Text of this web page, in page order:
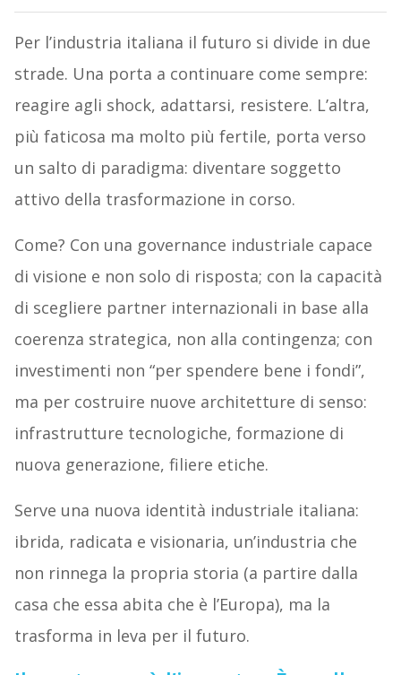
Per l’industria italiana il futuro si divide in due
strade. Una porta a continuare come sempre:
reagire agli shock, adattarsi, resistere. L’altra,
più faticosa ma molto più fertile, porta verso
un salto di paradigma: diventare soggetto
attivo della trasformazione in corso.
Come? Con una governance industriale capace
di visione e non solo di risposta; con la capacità
di scegliere partner internazionali in base alla
coerenza strategica, non alla contingenza; con
investimenti non “per spendere bene i fondi”,
ma per costruire nuove architetture di senso:
infrastrutture tecnologiche, formazione di
nuova generazione, filiere etiche.
Serve una nuova identità industriale italiana:
ibrida, radicata e visionaria, un’industria che
non rinnega la propria storia (a partire dalla
casa che essa abita che è l’Europa), ma la
trasforma in leva per il futuro.